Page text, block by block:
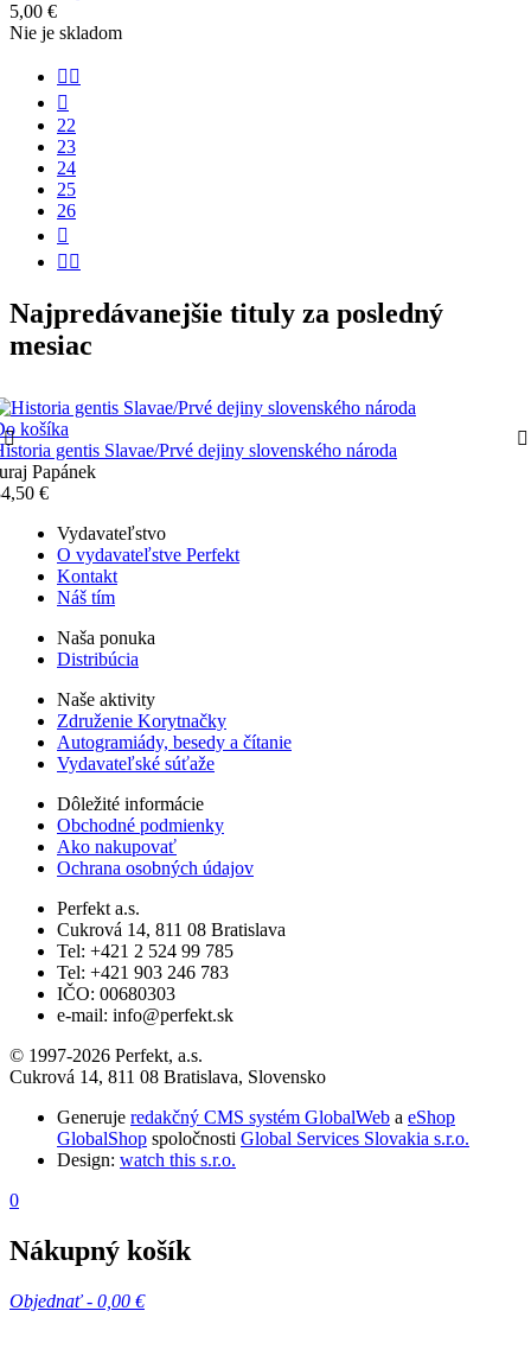
5,00 €
Nie je skladom


22
23
24
25
26


Najpredávanejšie tituly za posledný
mesiac
košíka
gentis Slavae/Prvé dejiny slovenského národa
Papánek
€
Vydavateľstvo
O vydavateľstve Perfekt
Kontakt
Náš tím
Naša ponuka
Distribúcia
Naše aktivity
Združenie Korytnačky
Autogramiády, besedy a čítanie
Vydavateľské súťaže
Dôležité informácie
Obchodné podmienky
Ako nakupovať
Ochrana osobných údajov
Perfekt a.s.
Cukrová 14, 811 08 Bratislava
Tel: +421 2 524 99 785
Tel: +421 903 246 783
IČO: 00680303
e-mail: info@perfekt.sk
© 1997-2026 Perfekt, a.s.
Cukrová 14, 811 08 Bratislava, Slovensko
Generuje redakčný CMS systém GlobalWeb a eShop
GlobalShop spoločnosti Global Services Slovakia s.r.o.
Design: watch this s.r.o.
0
Nákupný košík
Objednať - 0,00 €